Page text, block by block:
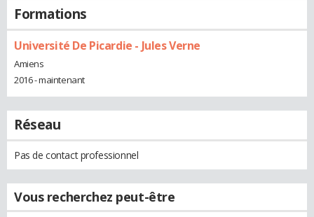
Formations
Université De Picardie - Jules Verne
Amiens
2016 - maintenant
Réseau
Pas de contact professionnel
Vous recherchez peut-être